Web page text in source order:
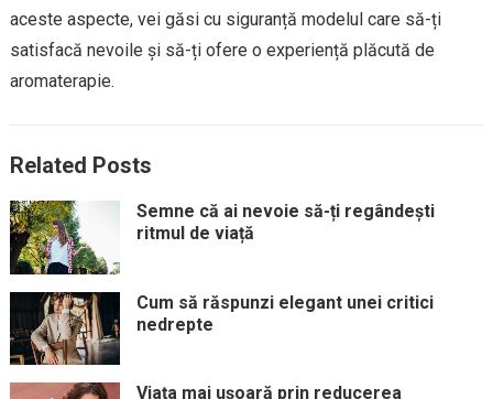
aceste aspecte, vei găsi cu siguranță modelul care să-ți
satisfacă nevoile și să-ți ofere o experiență plăcută de
aromaterapie.
Related Posts
Semne că ai nevoie să-ți regândești
ritmul de viață
Cum să răspunzi elegant unei critici
nedrepte
Viața mai ușoară prin reducerea